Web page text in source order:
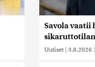
Savola
Uutiset | 3.8.2026